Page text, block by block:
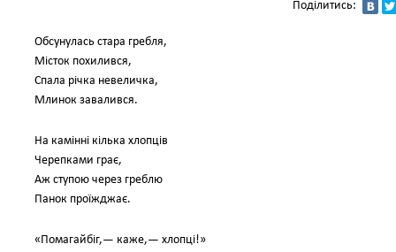
Поділитись:
Обсунулась стара гребля,
Місток похилився,
Спала річка невеличка,
Млинок завалився.
На камінні кілька хлопців
Черепками грає,
Аж ступою через греблю
Панок проїжджає.
«Помагайбіг,— каже,— хлопці!»